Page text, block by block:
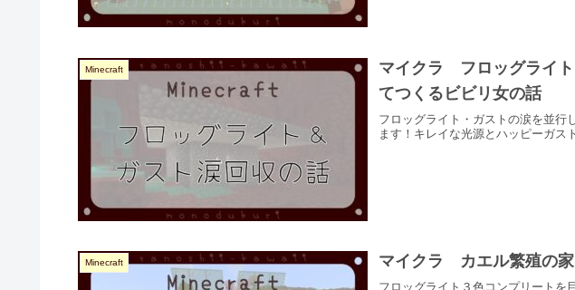
Minecraft
マイクラ フロッグライ
てつくるビビリ女の話
フロッグライト・ガストの涙を並行
ます！キレイな光源とハッピーガス
Minecraft マイクラ カエル繁殖の家
フロッグライト３色コンプリートを